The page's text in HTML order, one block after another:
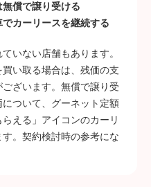
償で譲り受ける
カーリースを継続する
いない店舗もあります。
い取る場合は、残価の支
ざいます。無償で譲り受
ついて、グーネット定額
える」アイコンのカーリ
。契約検討時の参考にな